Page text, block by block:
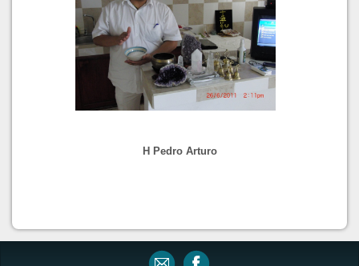
H Pedro Arturo